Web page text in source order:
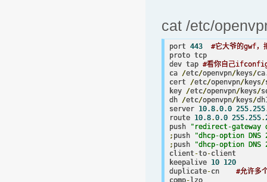
cat /etc/
port 443
#它大爷的gwf，
proto tcp
dev tap #看你自己ifconfig
ca /etc/openvpn/ keys/ca
cert /etc/openvpn/ keys/
key /etc/openvpn/ keys/
dh /etc/openvpn/ keys/
server 10.8.0.0 255.255
route 10.8.0.0 255.255.
push
"redirect-gateway
; push
"dhcp-option DNS
; push
"dhcp-option DNS
client -to-client
keepalive 10 120
duplicate-cn #允许多
comp- lzo